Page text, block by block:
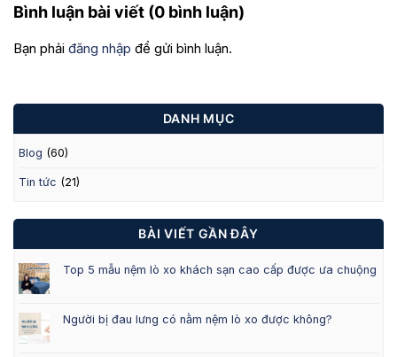
DANH MỤC
Blog (60)
Tin tức (21)
BÀI VIẾT GẦN ĐÂY
Top 5 mẫu nệm lò xo khách sạn cao cấp được ưa chuộng
Người bị đau lưng có nằm nệm lò xo được không?
Bình luận bài viết (0 bình luận)
Bạn phải đăng nhập để gửi bình luận.